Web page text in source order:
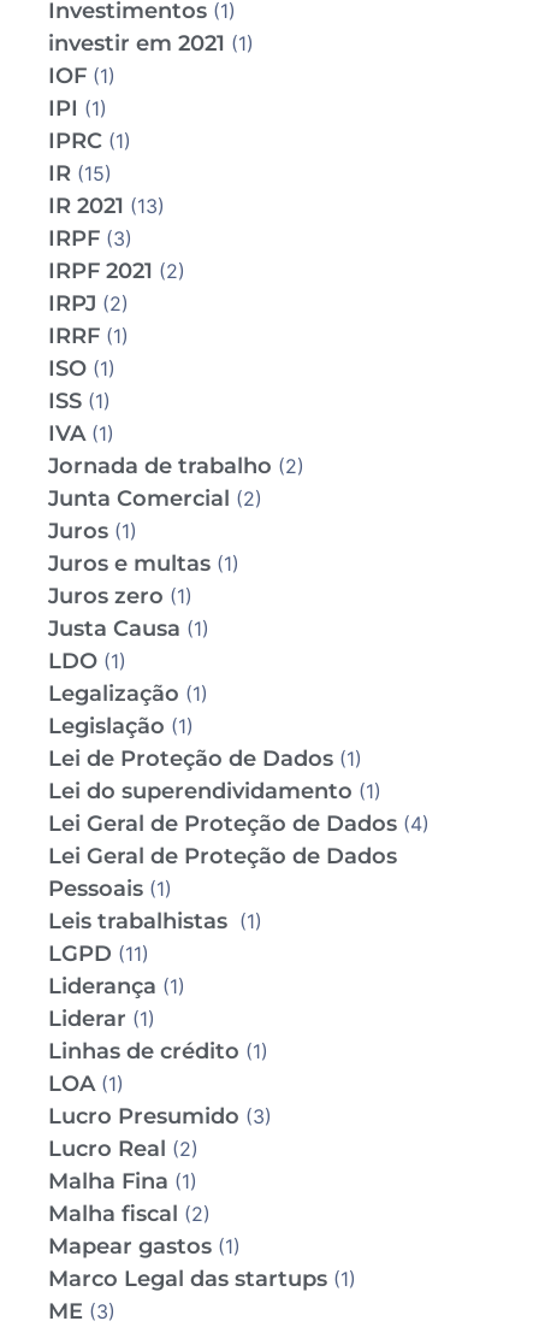
Investimentos (1)
investir em 2021 (1)
IOF (1)
IPI (1)
IPRC (1)
IR (15)
IR 2021 (13)
IRPF (3)
IRPF 2021 (2)
IRPJ (2)
IRRF (1)
ISO (1)
ISS (1)
IVA(1)
Jornada de trabalho (2)
Junta Comercial (2)
Juros (1)
Juros e multas (1)
Juros zero (1)
Justa Causa (1)
LDO (1)
Legalização (1)
Legislação (1)
Lei de Proteção de Dados (1)
Lei do superendividamento (1)
Lei Geral de Proteção de Dados (4)
Lei Geral de Proteção de Dados
Pessoais (1)
Leis trabalhistas (1)
LGPD (11)
Liderança (1)
Liderar (1)
Linhas de crédito (1)
LOA(1)
Lucro Presumido (3)
Lucro Real (2)
Malha Fina (1)
Malha fiscal (2)
Mapear gastos (1)
Marco Legal das startups (1)
ME (3)